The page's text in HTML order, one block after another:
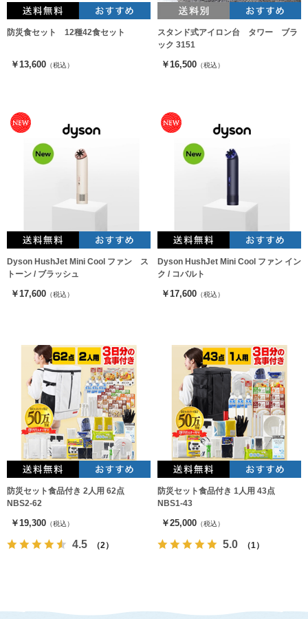
防災食セット 12種42食セット
￥13,600 （税込）
スタンド式アイロン台 タワー ブラ
ック 3151
￥16,500 （税込）
Dyson HushJet Mini Cool ファン ス
トーン / ブラッシュ
￥17,600 （税込）
Dyson HushJet Mini Cool ファン イン
ク / コバルト
￥17,600 （税込）
防災セット食品付き 2人用 62点
NBS2-62
￥19,300 （税込）
4.5 （2）
防災セット食品付き 1人用 43点
NBS1-43
￥25,000 （税込）
5.0 （1）